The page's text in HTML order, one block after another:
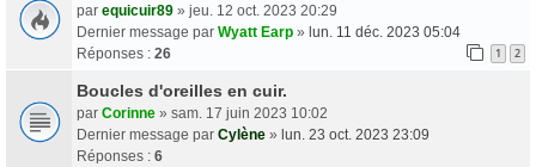
par equicuir89 » jeu. 12 oct. 2023 20:29
Dernier message par Wyatt Earp » lun. 11 déc. 2023 05:04
Réponses : 26 1 2
Boucles d'oreilles en cuir.
par Corinne » sam. 17 juin 2023 10:02
Dernier message par Cylène » lun. 23 oct. 2023 23:09
Réponses : 6